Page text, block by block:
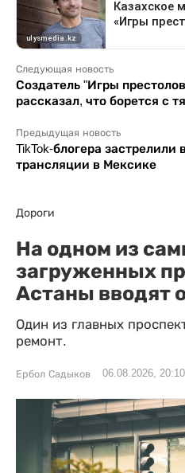
Следующая новость
Создатель "Игры
рассказал, что борется с
Предыдущая новость
TikTok-блогера застрелили
трансляции в Мексике
Дороги
На одном из
загруженных
Астаны вводят
Один из главных
ремонт.
Ербол Садыков 06.08.2026, 20:10